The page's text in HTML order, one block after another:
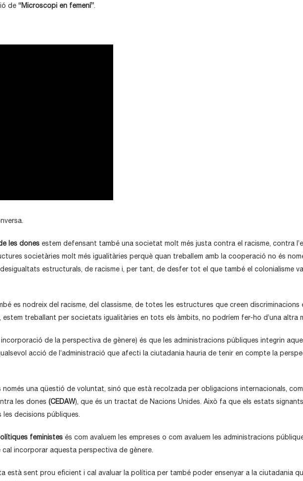
de “Microscopi en femení”.
les dones estem defensant també una societat molt més justa contra el racisme, contra
societàries molt més igualitàries perquè quan treballem amb la cooperació no és
estructurals, de racisme i, per tant, de desfer tot el que també el colonialisme
es nodreix del racisme, del classisme, de totes les estructures que creen discriminacions
treballant per societats igualitàries en tots els àmbits, no podríem fer-ho d’una altra
de la perspectiva de gènere) és que les administracions públiques integrin
acció de l’administració que afecti la ciutadania hauria de tenir en compte la
una qüestió de voluntat, sinó que està recolzada per obligacions internacionals,
les dones (CEDAW), que és un tractat de Nacions Unides. Això fa que els estats
decisions públiques.
feministes és com avaluem les empreses o com avaluem les administracions
cal incorporar aquesta perspectiva de gènere.
està sent prou eficient i cal avaluar la política per també poder ensenyar a la ciutadania